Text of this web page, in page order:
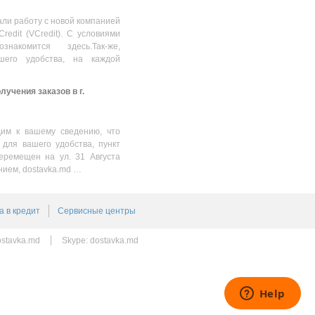
работу с новой компанией
(VCredit). С условиями
здесь.Так-же,
удобства, на каждой
заказов в г.
к вашему сведению, что
вашего удобства, пункт
на ул. 31 Августа
dostavka.md …
в кредит Сервисные центры
Skype: dostavka.md